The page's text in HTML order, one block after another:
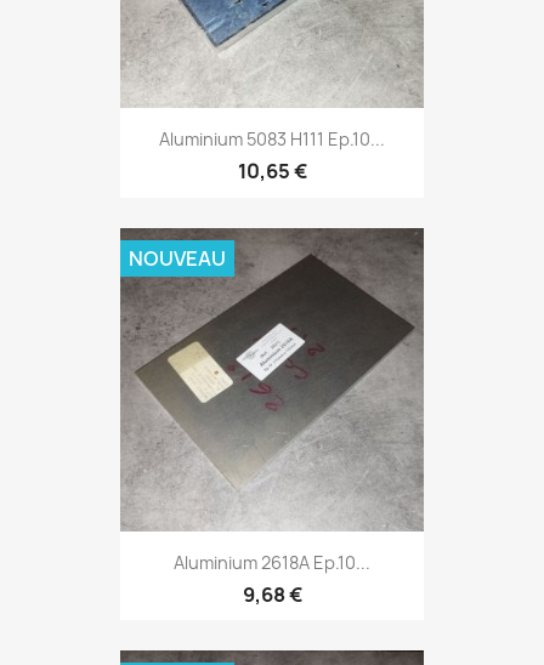
Aluminium 5083 H111 Ep.10...
10,65 €
Aluminium 2618A Ep.10...
9,68 €
NOUVEAU